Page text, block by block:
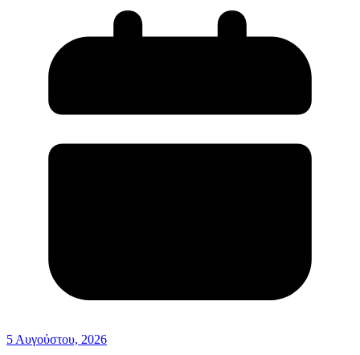
5 Αυγούστου, 2026